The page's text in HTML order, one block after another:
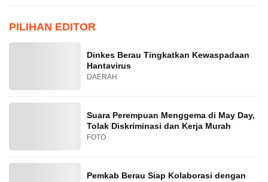
PILIHAN EDITOR
Dinkes Berau Tingkatkan Kewaspadaan
Hantavirus
DAERAH
Suara Perempuan Menggema di May Day,
Tolak Diskriminasi dan Kerja Murah
FOTO
Pemkab Berau Siap Kolaborasi dengan